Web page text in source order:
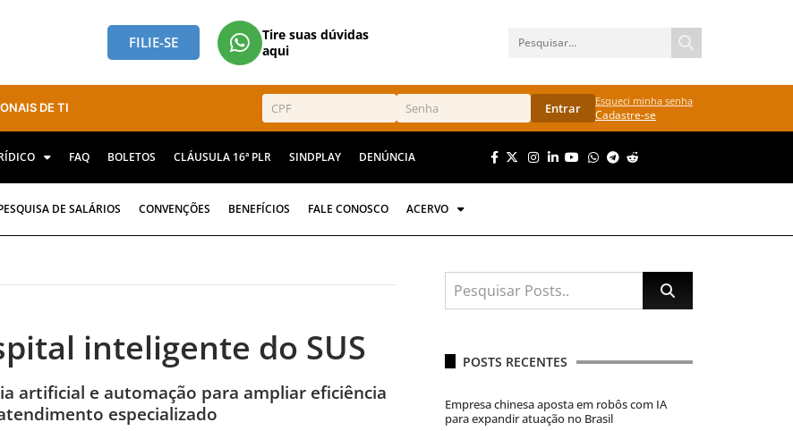
FILIE-SE
Tire suas dúvidas
aqui
DE TI Entrar Esqueci minha senha
Cadastre-se
FAQ BOLETOS CLÁUSULA 16ª PLR SINDPLAY DENÚNCIA
DE SALÁRIOS CONVENÇÕES BENEFÍCIOS FALE CONOSCO ACERVO
inteligente do SUS
artificial e automação para ampliar eficiência
especializado
POSTS RECENTES
Empresa chinesa aposta em robôs com IA
para expandir atuação no Brasil